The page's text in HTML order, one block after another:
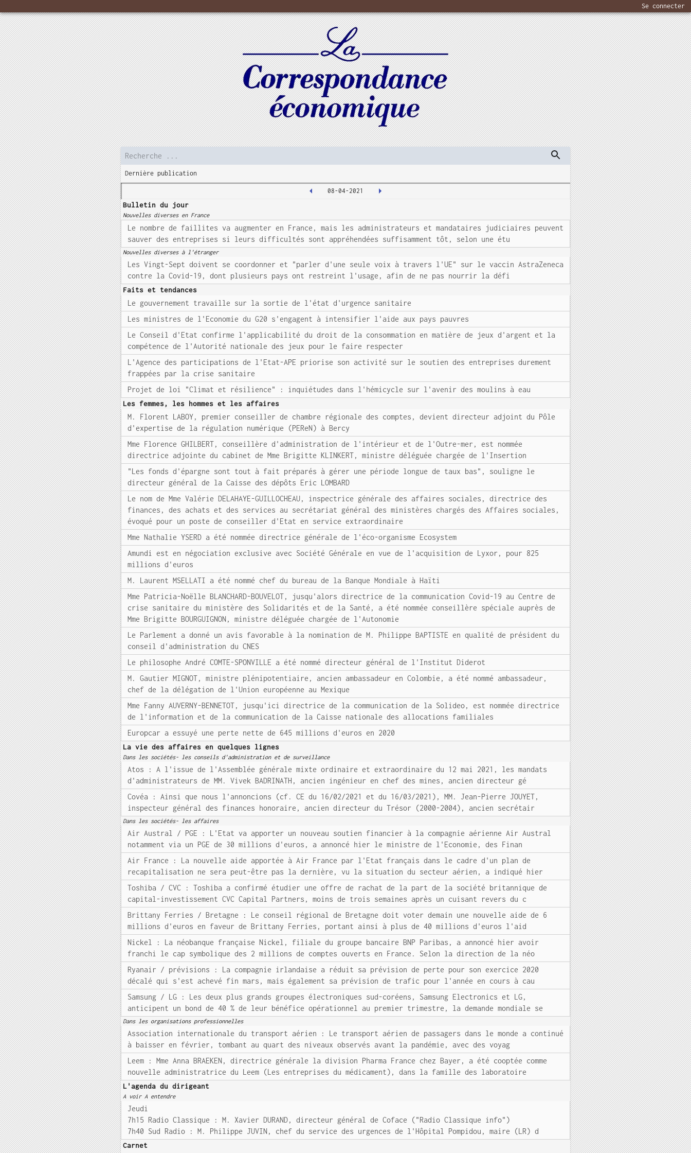
Se connecter
Dernière publication
08-04-2021
Bulletin du jour
Nouvelles diverses en France
Le nombre de faillites va augmenter en France, mais les administrateurs et mandataires judiciaires peuvent
sauver des entreprises si leurs difficultés sont appréhendées suffisamment tôt, selon une étu
Nouvelles diverses à l'étranger
Les Vingt-Sept doivent se coordonner et "parler d'une seule voix à travers l'UE" sur le vaccin AstraZeneca
contre la Covid-19, dont plusieurs pays ont restreint l'usage, afin de ne pas nourrir la défi
Faits et tendances
Le gouvernement travaille sur la sortie de l'état d'urgence sanitaire
Les ministres de l'Economie du G20 s'engagent à intensifier l'aide aux pays pauvres
Le Conseil d'Etat confirme l'applicabilité du droit de la consommation en matière de jeux d'argent et la
compétence de l'Autorité nationale des jeux pour le faire respecter
L'Agence des participations de l'Etat-APE priorise son activité sur le soutien des entreprises durement
frappées par la crise sanitaire
Projet de loi "Climat et résilience" : inquiétudes dans l'hémicycle sur l'avenir des moulins à eau
Les femmes, les hommes et les affaires
M. Florent LABOY, premier conseiller de chambre régionale des comptes, devient directeur adjoint du Pôle
d'expertise de la régulation numérique (PEReN) à Bercy
Mme Florence GHILBERT, conseillère d'administration de l'intérieur et de l'Outre-mer, est nommée
directrice adjointe du cabinet de Mme Brigitte KLINKERT, ministre déléguée chargée de l'Insertion
"Les fonds d'épargne sont tout à fait préparés à gérer une période longue de taux bas", souligne le
directeur général de la Caisse des dépôts Eric LOMBARD
Le nom de Mme Valérie DELAHAYE-GUILLOCHEAU, inspectrice générale des affaires sociales, directrice des
finances, des achats et des services au secrétariat général des ministères chargés des Affaires sociales,
évoqué pour un poste de conseiller d'Etat en service extraordinaire
Mme Nathalie YSERD a été nommée directrice générale de l'éco-organisme Ecosystem
Amundi est en négociation exclusive avec Société Générale en vue de l'acquisition de Lyxor, pour 825
millions d'euros
M. Laurent MSELLATI a été nommé chef du bureau de la Banque Mondiale à Haïti
Mme Patricia-Noëlle BLANCHARD-BOUVELOT, jusqu'alors directrice de la communication Covid-19 au Centre de
crise sanitaire du ministère des Solidarités et de la Santé, a été nommée conseillère spéciale auprès de
Mme Brigitte BOURGUIGNON, ministre déléguée chargée de l'Autonomie
Le Parlement a donné un avis favorable à la nomination de M. Philippe BAPTISTE en qualité de président du
conseil d'administration du CNES
Le philosophe André COMTE-SPONVILLE a été nommé directeur général de l'Institut Diderot
M. Gautier MIGNOT, ministre plénipotentiaire, ancien ambassadeur en Colombie, a été nommé ambassadeur,
chef de la délégation de l'Union européenne au Mexique
Mme Fanny AUVERNY-BENNETOT, jusqu'ici directrice de la communication de la Solideo, est nommée directrice
de l'information et de la communication de la Caisse nationale des allocations familiales
Europcar a essuyé une perte nette de 645 millions d'euros en 2020
La vie des affaires en quelques lignes
Dans les sociétés- les conseils d'administration et de surveillance
Atos : A l'issue de l'Assemblée générale mixte ordinaire et extraordinaire du 12 mai 2021, les mandats
d'administrateurs de MM. Vivek BADRINATH, ancien ingénieur en chef des mines, ancien directeur gé
Covéa : Ainsi que nous l'annoncions (cf. CE du 16/02/2021 et du 16/03/2021), MM. Jean-Pierre JOUYET,
inspecteur général des finances honoraire, ancien directeur du Trésor (2000-2004), ancien secrétair
Dans les sociétés- les affaires
Air Austral / PGE : L'Etat va apporter un nouveau soutien financier à la compagnie aérienne Air Austral
notamment via un PGE de 30 millions d'euros, a annoncé hier le ministre de l'Economie, des Finan
Air France : La nouvelle aide apportée à Air France par l'Etat français dans le cadre d'un plan de
recapitalisation ne sera peut-être pas la dernière, vu la situation du secteur aérien, a indiqué hier
Toshiba / CVC : Toshiba a confirmé étudier une offre de rachat de la part de la société britannique de
capital-investissement CVC Capital Partners, moins de trois semaines après un cuisant revers du c
Brittany Ferries / Bretagne : Le conseil régional de Bretagne doit voter demain une nouvelle aide de 6
millions d'euros en faveur de Brittany Ferries, portant ainsi à plus de 40 millions d'euros l'aid
Nickel : La néobanque française Nickel, filiale du groupe bancaire BNP Paribas, a annoncé hier avoir
franchi le cap symbolique des 2 millions de comptes ouverts en France. Selon la direction de la néo
Ryanair / prévisions : La compagnie irlandaise a réduit sa prévision de perte pour son exercice 2020
décalé qui s'est achevé fin mars, mais également sa prévision de trafic pour l'année en cours à cau
Samsung / LG : Les deux plus grands groupes électroniques sud-coréens, Samsung Electronics et LG,
anticipent un bond de 40 % de leur bénéfice opérationnel au premier trimestre, la demande mondiale se
Dans les organisations professionnelles
Association internationale du transport aérien : Le transport aérien de passagers dans le monde a continué
à baisser en février, tombant au quart des niveaux observés avant la pandémie, avec des voyag
Leem : Mme Anna BRAEKEN, directrice générale la division Pharma France chez Bayer, a été cooptée comme
nouvelle administratrice du Leem (Les entreprises du médicament), dans la famille des laboratoire
L'agenda du dirigeant
A voir A entendre
Jeudi
7h15 Radio Classique : M. Xavier DURAND, directeur général de Coface ("Radio Classique info")
7h40 Sud Radio : M. Philippe JUVIN, chef du service des urgences de l'Hôpital Pompidou, maire (LR) d
Carnet